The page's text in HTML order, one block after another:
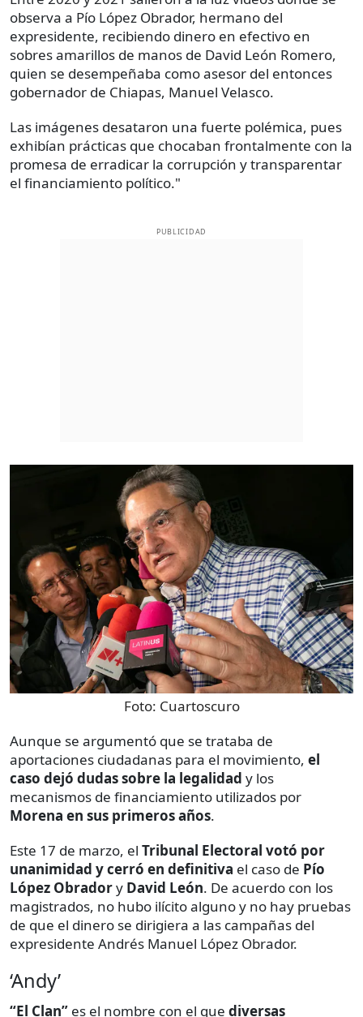
observa a Pío López Obrador, hermano del
expresidente, recibiendo dinero en efectivo en
sobres amarillos de manos de David León Romero,
quien se desempeñaba como asesor del entonces
gobernador de Chiapas, Manuel Velasco.
Las imágenes desataron una fuerte polémica, pues
exhibían prácticas que chocaban frontalmente con la
promesa de erradicar la corrupción y transparentar
el financiamiento político."
PUBLICIDAD
Foto: Cuartoscuro
Aunque se argumentó que se trataba de
aportaciones ciudadanas para el movimiento, el
caso dejó dudas sobre la legalidad y los
mecanismos de financiamiento utilizados por
Morena en sus primeros años.
Este 17 de marzo, el Tribunal Electoral votó por
unanimidad y cerró en definitiva el caso de Pío
López Obradory David León. De acuerdo con los
magistrados, no hubo ilícito alguno y no hay pruebas
de que el dinero se dirigiera a las campañas del
expresidente Andrés Manuel López Obrador.
‘Andy’
“El Clan” es el nombre con el que diversas